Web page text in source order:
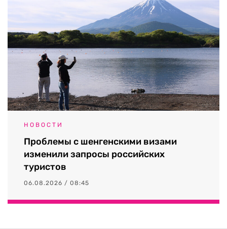
НОВОСТИ
Проблемы с шенгенскими визами
изменили запросы российских
туристов
06.08.2026 / 08:45